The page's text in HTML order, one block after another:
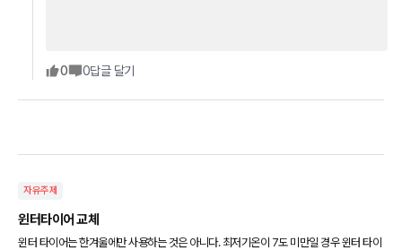
0 0답글 달기
자유주제
윈터타이어 교체
윈터 타이어는 한겨울에만 사용하는 것은 아니다. 최저기온이 7도 미만일 경우 윈터 타이